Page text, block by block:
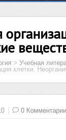
> Учебная
клетки.
0 Комментарии